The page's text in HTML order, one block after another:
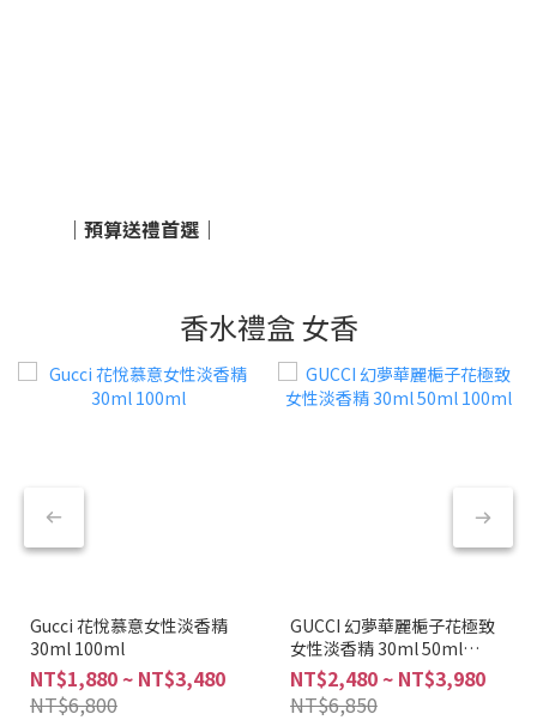
｜預算送禮首選｜
香水禮盒 女香
Gucci 花悅慕意女性淡香精
30ml 100ml
NT$1,880 ~ NT$3,480
NT$6,800
GUCCI 幻夢華麗梔子花極致
女性淡香精 30ml 50ml
100ml
NT$2,480 ~ NT$3,980
NT$6,850